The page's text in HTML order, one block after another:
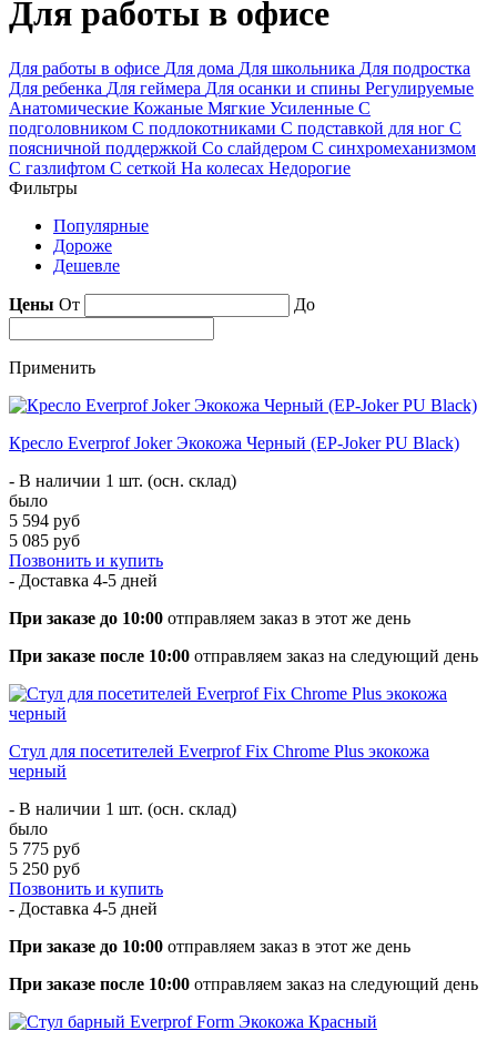
Для работы в офисе
Для работы в офисе Для дома Для школьника Для подростка
Для ребенка Для геймера Для осанки и спины Регулируемые
Анатомические Кожаные Мягкие Усиленные С
подголовником С подлокотниками С подставкой для ног С
поясничной поддержкой Со слайдером С синхромеханизмом
С газлифтом С сеткой На колесах Недорогие
Фильтры
Популярные
Дороже
Дешевле
Цены От До
Применить
Кресло Everprof Joker Экокожа Черный (EP-Joker PU Black)
- В наличии 1 шт. (осн. склад)
было
5 594 руб
5 085 руб
Позвонить и купить
- Доставка 4-5 дней
При заказе до 10:00 отправляем заказ в этот же день
При заказе после 10:00 отправляем заказ на следующий день
Стул для посетителей Everprof Fix Chrome Plus экокожа
черный
- В наличии 1 шт. (осн. склад)
было
5 775 руб
5 250 руб
Позвонить и купить
- Доставка 4-5 дней
При заказе до 10:00 отправляем заказ в этот же день
При заказе после 10:00 отправляем заказ на следующий день